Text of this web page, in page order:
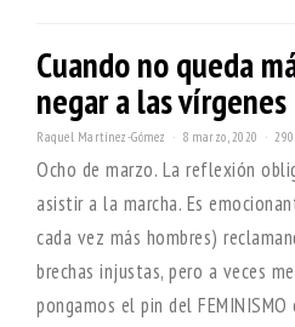
Cuando no queda
negar a las vírgenes
Raquel Martínez-Gómez 8 marzo, 2020
Ocho de marzo. La reflexión
asistir a la marcha. Es
cada vez más hombres)
brechas injustas, pero a veces
pongamos el pin del